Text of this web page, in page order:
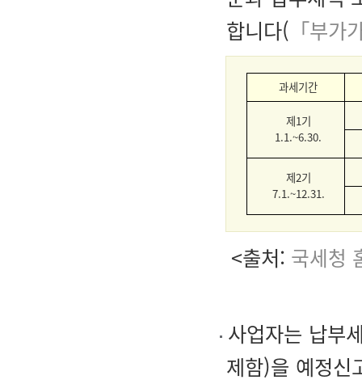
합니다( 「부
과세기간
제1기
1.1.~6.30.
제2기
7.1.~12.31.
<출처: 국세청
사업자는 납부
제함)을 예정신